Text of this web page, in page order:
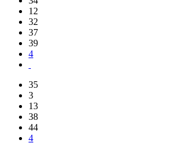
12
32
37
39
4
35
3
13
38
44
4